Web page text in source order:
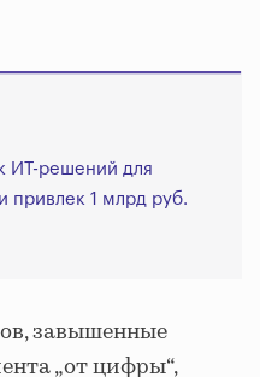
ИТ-решений для
привлек 1 млрд руб.
завышенные
„от цифры“,